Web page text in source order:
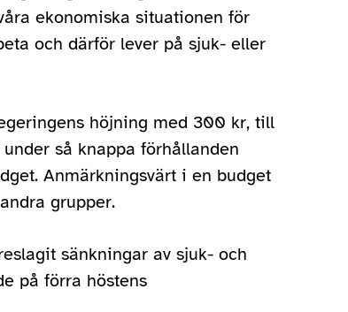
ekonomiska situationen för
och därför lever på sjuk- eller
höjning med 300 kr, till
så knappa förhållanden
Anmärkningsvärt i en budget
grupper.
sänkningar av sjuk- och
på förra höstens